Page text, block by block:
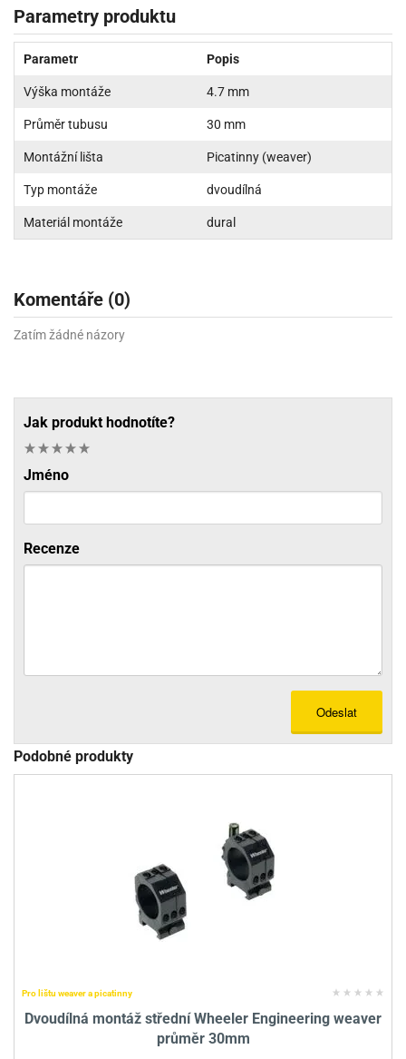
Parametry produktu
Parametr Popis
Výška montáže 4.7 mm
Průměr tubusu 30 mm
Montážní lišta Picatinny (weaver)
Typ montáže dvoudílná
Materiál montáže dural
Komentáře (0)
Zatím žádné názory
Jak produkt hodnotíte?
Jméno
Recenze
Odeslat
Podobné produkty
Pro lištu weaver a picatinny
Dvoudílná montáž střední Wheeler Engineering weaver
průměr 30mm